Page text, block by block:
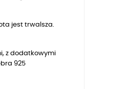
jest trwalsza.
z dodatkowymi
925